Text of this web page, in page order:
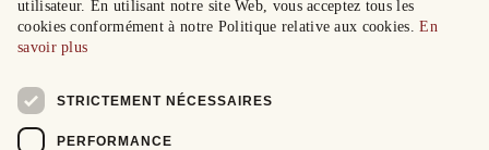
utilisateur. En utilisant notre site Web, vous acceptez tous les
cookies conformément à notre Politique relative aux cookies.En
savoir plus
STRICTEMENT NÉCESSAIRES
PERFORMANCE